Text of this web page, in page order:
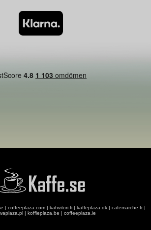
| coffeeplaza.com| kahvitori.fi| kaffeplaza.dk| cafemarche.fr|
| koffieplaza.be | coffeeplaza.ie